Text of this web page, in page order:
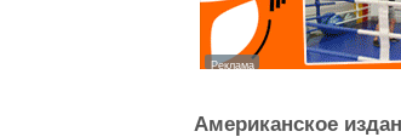
Американское